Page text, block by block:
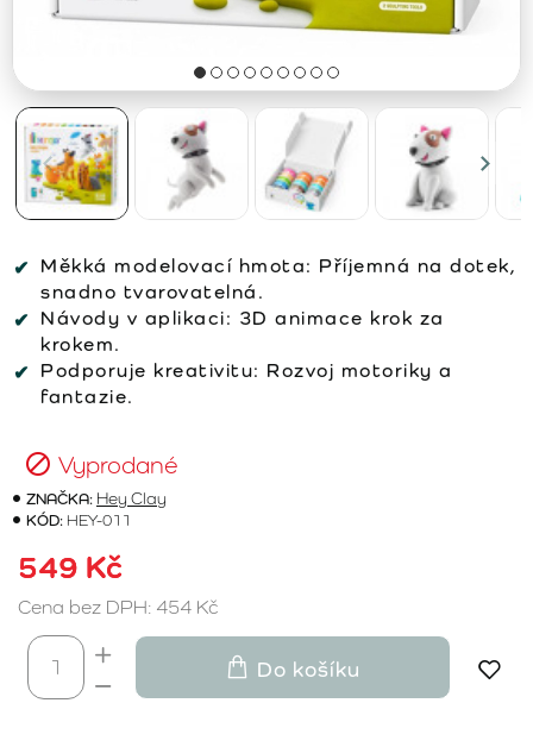
Měkká modelovací hmota: Příjemná na dotek,
snadno tvarovatelná.
Návody v aplikaci: 3D animace krok za
krokem.
Podporuje kreativitu: Rozvoj motoriky a
fantazie.
Vyprodané
ZNAČKA: Hey Clay
KÓD: HEY-011
549 Kč
Cena bez DPH: 454 Kč
Do košíku